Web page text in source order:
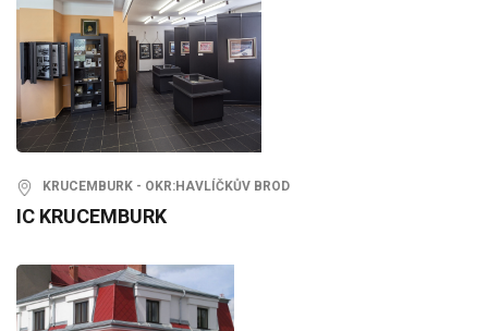
KRUCEMBURK - OKR:HAVLÍČKŮV BROD
IC KRUCEMBURK